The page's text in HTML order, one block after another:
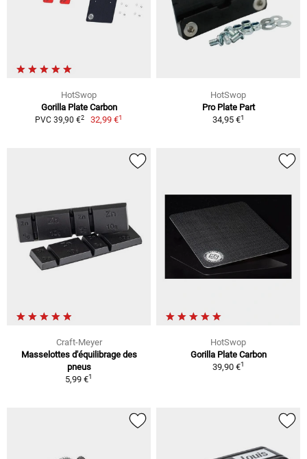
HotSwop
Gorilla Plate Carbon
PVC 39,90 €2 32,99 €1
HotSwop
Pro Plate Part
34,95 €1
Craft-Meyer
Masselottes d'équilibrage des
pneus
5,99 €1
HotSwop
Gorilla Plate Carbon
39,90 €1